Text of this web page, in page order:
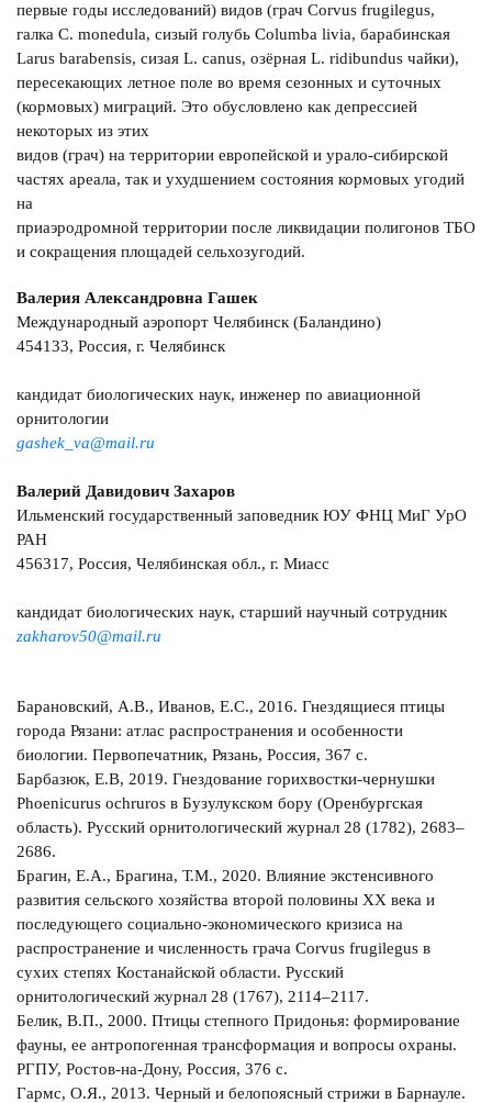
первые годы исследований) видов (грач Corvus frugilegus,
галка C. monedula, сизый голубь Columba livia, барабинская
Larus barabensis, сизая L. canus, озёрная L. ridibundus чайки),
пересекающих летное поле во время сезонных и суточных
(кормовых) миграций. Это обусловлено как депрессией
некоторых из этих
видов (грач) на территории европейской и урало-сибирской
частях ареала, так и ухудшением состояния кормовых угодий
на
приаэродромной территории после ликвидации полигонов ТБО
и сокращения площадей сельхозугодий.
Валерия Александровна Гашек
Международный аэропорт Челябинск (Баландино)
454133, Россия, г. Челябинск
кандидат биологических наук, инженер по авиационной
орнитологии
gashek_va@mail.ru
Валерий Давидович Захаров
Ильменский государственный заповедник ЮУ ФНЦ МиГ УрО
РАН
456317, Россия, Челябинская обл., г. Миасс
кандидат биологических наук, старший научный сотрудник
zakharov50@mail.ru
Барановский, А.В., Иванов, Е.С., 2016. Гнездящиеся птицы
города Рязани: атлас распространения и особенности
биологии. Первопечатник, Рязань, Россия, 367 с.
Барбазюк, Е.В, 2019. Гнездование горихвостки-чернушки
Phoenicurus ochruros в Бузулукском бору (Оренбургская
область). Русский орнитологический журнал 28 (1782), 2683–
2686.
Брагин, Е.А., Брагина, Т.М., 2020. Влияние экстенсивного
развития сельского хозяйства второй половины XX века и
последующего социально-экономического кризиса на
распространение и численность грача Corvus frugilegus в
сухих степях Костанайской области. Русский
орнитологический журнал 28 (1767), 2114–2117.
Белик, В.П., 2000. Птицы степного Придонья: формирование
фауны, ее антропогенная трансформация и вопросы охраны.
РГПУ, Ростов-на-Дону, Россия, 376 с.
Гармс, О.Я., 2013. Черный и белопоясный стрижи в Барнауле.